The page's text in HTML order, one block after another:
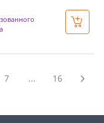
7 ... 16